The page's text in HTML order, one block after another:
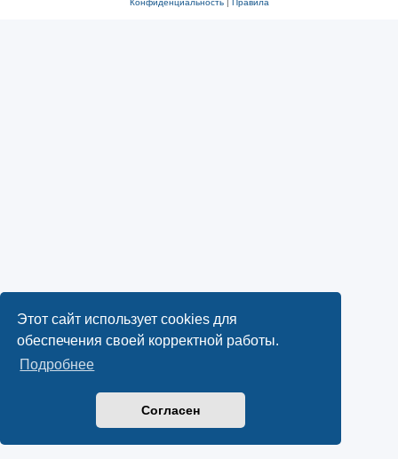
Этот сайт использует cookies для
обеспечения своей корректной работы.
Подробнее
Согласен